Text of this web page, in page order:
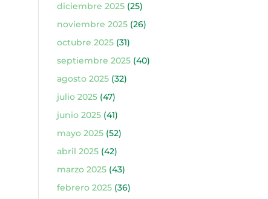
diciembre 2025(25)
noviembre 2025(26)
octubre 2025(31)
septiembre 2025(40)
agosto 2025(32)
julio 2025(47)
junio 2025(41)
mayo 2025(52)
abril 2025(42)
marzo 2025(43)
febrero 2025(36)